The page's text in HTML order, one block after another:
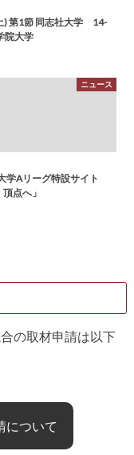
) 第1節 同志社大学 14-
大学
ニュース
学Aリーグ特設サイト
頂点へ」
の取材申請は以下
について